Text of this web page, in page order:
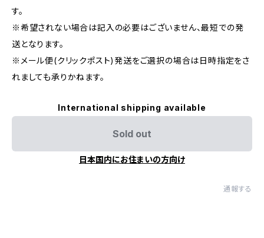
す。
※希望されない場合は記入の必要はございません、最短での発
送となります。
※メール便(クリックポスト)発送をご選択の場合は日時指定をさ
れましても承りかねます。
International shipping available
Sold out
日本国内にお住まいの方向け
通報する